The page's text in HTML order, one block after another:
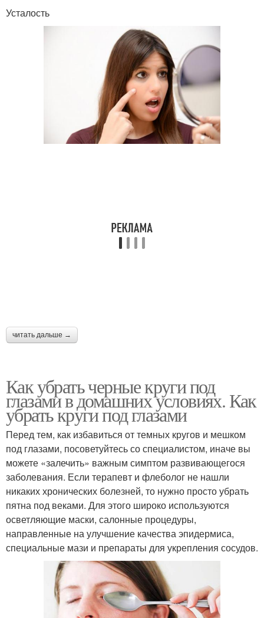
Усталость
читать дальше →
Как убрать черные круги под
глазами в домашних условиях. Как
убрать круги под глазами
Перед тем, как избавиться от темных кругов и мешком
под глазами, посоветуйтесь со специалистом, иначе вы
можете «залечить» важным симптом развивающегося
заболевания. Если терапевт и флеболог не нашли
никаких хронических болезней, то нужно просто убрать
пятна под веками. Для этого широко используются
осветляющие маски, салонные процедуры,
направленные на улучшение качества эпидермиса,
специальные мази и препараты для укрепления сосудов.